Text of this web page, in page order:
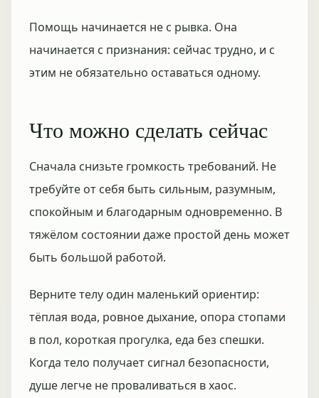
Помощь начинается не с рывка. Она
начинается с признания: сейчас трудно, и с
этим не обязательно оставаться одному.
Что можно сделать сейчас
Сначала снизьте громкость требований. Не
требуйте от себя быть сильным, разумным,
спокойным и благодарным одновременно. В
тяжёлом состоянии даже простой день может
быть большой работой.
Верните телу один маленький ориентир:
тёплая вода, ровное дыхание, опора стопами
в пол, короткая прогулка, еда без спешки.
Когда тело получает сигнал безопасности,
душе легче не проваливаться в хаос.